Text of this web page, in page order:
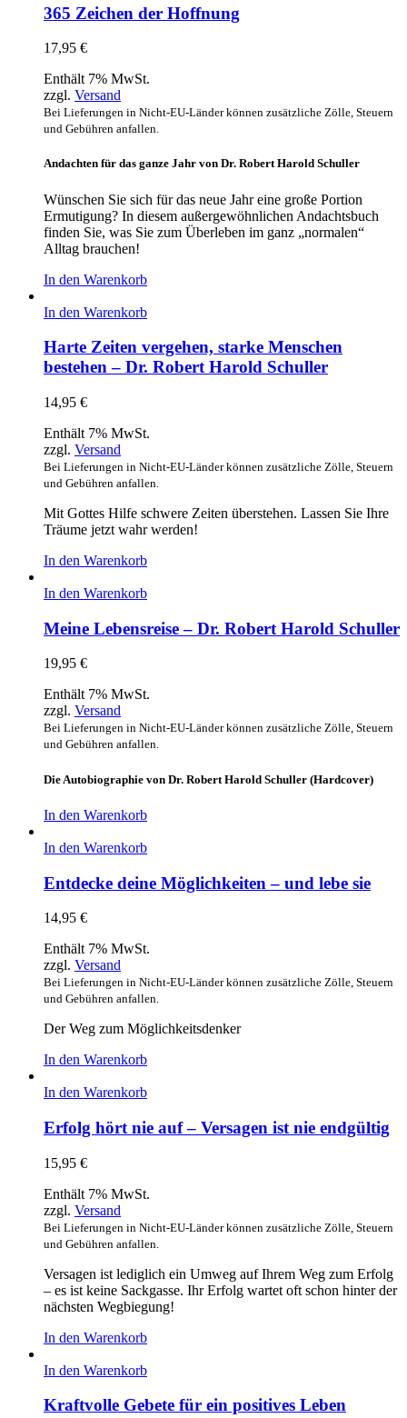
365 Zeichen der Hoffnung
17,95 €
Enthält 7% MwSt.
zzgl. Versand
Bei Lieferungen in Nicht-EU-Länder können zusätzliche Zölle, Steuern
und Gebühren anfallen.
Andachten für das ganze Jahr von Dr. Robert Harold Schuller
Wünschen Sie sich für das neue Jahr eine große Portion
Ermutigung? In diesem außergewöhnlichen Andachtsbuch
finden Sie, was Sie zum Überleben im ganz „normalen“
Alltag brauchen!
In den Warenkorb
In den Warenkorb
Harte Zeiten vergehen, starke Menschen
bestehen – Dr. Robert Harold Schuller
14,95 €
Enthält 7% MwSt.
zzgl. Versand
Bei Lieferungen in Nicht-EU-Länder können zusätzliche Zölle, Steuern
und Gebühren anfallen.
Mit Gottes Hilfe schwere Zeiten überstehen. Lassen Sie Ihre
Träume jetzt wahr werden!
In den Warenkorb
In den Warenkorb
Meine Lebensreise – Dr. Robert Harold Schuller
19,95 €
Enthält 7% MwSt.
zzgl. Versand
Bei Lieferungen in Nicht-EU-Länder können zusätzliche Zölle, Steuern
und Gebühren anfallen.
Die Autobiographie von Dr. Robert Harold Schuller (Hardcover)
In den Warenkorb
In den Warenkorb
Entdecke deine Möglichkeiten – und lebe sie
14,95 €
Enthält 7% MwSt.
zzgl. Versand
Bei Lieferungen in Nicht-EU-Länder können zusätzliche Zölle, Steuern
und Gebühren anfallen.
Der Weg zum Möglichkeitsdenker
In den Warenkorb
In den Warenkorb
Erfolg hört nie auf – Versagen ist nie endgültig
15,95 €
Enthält 7% MwSt.
zzgl. Versand
Bei Lieferungen in Nicht-EU-Länder können zusätzliche Zölle, Steuern
und Gebühren anfallen.
Versagen ist lediglich ein Umweg auf Ihrem Weg zum Erfolg
– es ist keine Sackgasse. Ihr Erfolg wartet oft schon hinter der
nächsten Wegbiegung!
In den Warenkorb
In den Warenkorb
Kraftvolle Gebete für ein positives Leben